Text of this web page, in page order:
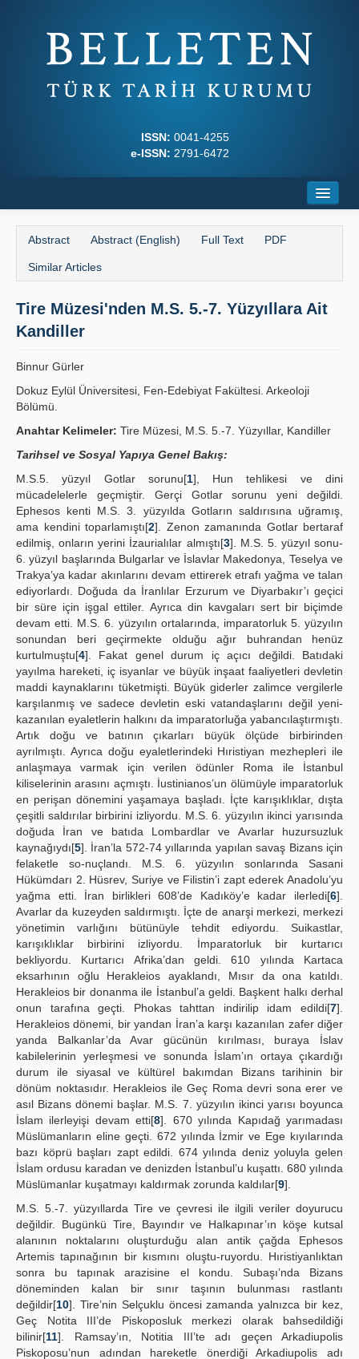
ISSN: 0041-4255
e-ISSN: 2791-6472
Journal Boards
Writing Rules
Guidelines
Abstract Abstract (English) Full Text PDF
Similar Articles
Tire Müzesi'nden M.S. 5.-7. Yüzyıllara Ait
Kandiller
Binnur Gürler
Dokuz Eylül Üniversitesi, Fen-Edebiyat Fakültesi. Arkeoloji
Bölümü.
Anahtar Kelimeler: Tire Müzesi, M.S. 5.-7. Yüzyıllar, Kandiller
Tarihsel ve Sosyal Yapıya Genel Bakış:
M.S.5. yüzyıl Gotlar sorunu[1], Hun tehlikesi ve dini
mücadelelerle geçmiştir. Gerçi Gotlar sorunu yeni değildi.
Ephesos kenti M.S. 3. yüzyılda Gotların saldırısına uğramış,
ama kendini toparlamıştı[2]. Zenon zamanında Gotlar bertaraf
edilmiş, onların yerini İzaurialılar almıştı[3]. M.S. 5. yüzyıl sonu-
6. yüzyıl başlarında Bulgarlar ve İslavlar Makedonya, Teselya ve
Trakya’ya kadar akınlarını devam ettirerek etrafı yağma ve talan
ediyorlardı. Doğuda da İranlılar Erzurum ve Diyarbakır’ı geçici
bir süre için işgal ettiler. Ayrıca din kavgaları sert bir biçimde
devam etti. M.S. 6. yüzyılın ortalarında, imparatorluk 5. yüzyılın
sonundan beri geçirmekte olduğu ağır buhrandan henüz
kurtulmuştu[4]. Fakat genel durum iç açıcı değildi. Batıdaki
yayılma hareketi, iç isyanlar ve büyük inşaat faaliyetleri devletin
maddi kaynaklarını tüketmişti. Büyük giderler zalimce vergilerle
karşılanmış ve sadece devletin eski vatandaşlarını değil yeni-
kazanılan eyaletlerin halkını da imparatorluğa yabancılaştırmıştı.
Artık doğu ve batının çıkarları büyük ölçüde birbirinden
ayrılmıştı. Ayrıca doğu eyaletlerindeki Hıristiyan mezhepleri ile
anlaşmaya varmak için verilen ödünler Roma ile İstanbul
kiliselerinin arasını açmıştı. İustinianos’un ölümüyle imparatorluk
en perişan dönemini yaşamaya başladı. İçte karışıklıklar, dışta
çeşitli saldırılar birbirini izliyordu. M.S. 6. yüzyılın ikinci yarısında
doğuda İran ve batıda Lombardlar ve Avarlar huzursuzluk
kaynağıydı[5]. İran’la 572-74 yıllarında yapılan savaş Bizans için
felaketle so-nuçlandı. M.S. 6. yüzyılın sonlarında Sasani
Hükümdarı 2. Hüsrev, Suriye ve Filistin’i zapt ederek Anadolu’yu
yağma etti. İran birlikleri 608’de Kadıköy’e kadar ilerledi[6].
Avarlar da kuzeyden saldırmıştı. İçte de anarşi merkezi, merkezi
yönetimin varlığını bütünüyle tehdit ediyordu. Suikastlar,
karışıklıklar birbirini izliyordu. İmparatorluk bir kurtarıcı
bekliyordu. Kurtarıcı Afrika’dan geldi. 610 yılında Kartaca
eksarhının oğlu Herakleios ayaklandı, Mısır da ona katıldı.
Herakleios bir donanma ile İstanbul’a geldi. Başkent halkı derhal
onun tarafına geçti. Phokas tahttan indirilip idam edildi[7].
Herakleios dönemi, bir yandan İran’a karşı kazanılan zafer diğer
yanda Balkanlar’da Avar gücünün kırılması, buraya İslav
kabilelerinin yerleşmesi ve sonunda İslam’ın ortaya çıkardığı
durum ile siyasal ve kültürel bakımdan Bizans tarihinin bir
dönüm noktasıdır. Herakleios ile Geç Roma devri sona erer ve
asıl Bizans dönemi başlar. M.S. 7. yüzyılın ikinci yarısı boyunca
İslam ilerleyişi devam etti[8]. 670 yılında Kapıdağ yarımadası
Müslümanların eline geçti. 672 yılında İzmir ve Ege kıyılarında
bazı köprü başları zapt edildi. 674 yılında deniz yoluyla gelen
İslam ordusu karadan ve denizden İstanbul’u kuşattı. 680 yılında
Müslümanlar kuşatmayı kaldırmak zorunda kaldılar[9].
M.S. 5.-7. yüzyıllarda Tire ve çevresi ile ilgili veriler doyurucu
değildir. Bugünkü Tire, Bayındır ve Halkapınar’ın köşe kutsal
alanının noktalarını oluşturduğu alan antik çağda Ephesos
Artemis tapınağının bir kısmını oluştu-ruyordu. Hıristiyanlıktan
sonra bu tapınak arazisine el kondu. Subaşı’nda Bizans
döneminden kalan bir sınır taşının bulunması rastlantı
değildir[10]. Tire’nin Selçuklu öncesi zamanda yalnızca bir kez,
Geç Notita III’de Piskoposluk merkezi olarak bahsedildiği
bilinir[11]. Ramsay’ın, Notitia III’te adı geçen Arkadiupolis
Piskoposu’nun adından hareketle önerdiği Arkadiupolis adı